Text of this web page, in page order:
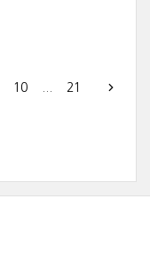
10 21